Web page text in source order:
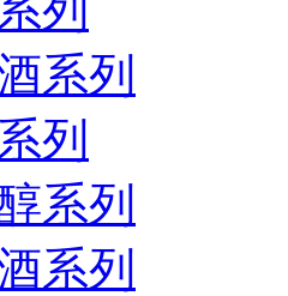
系列
列
系列
系列